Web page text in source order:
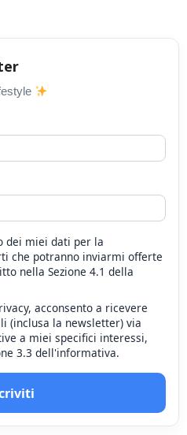
dei miei dati per la
che potranno inviarmi offerte
nella Sezione 4.1 della
acconsento a ricevere
(inclusa la newsletter) via
a miei specifici interessi,
3.3 dell'informativa.